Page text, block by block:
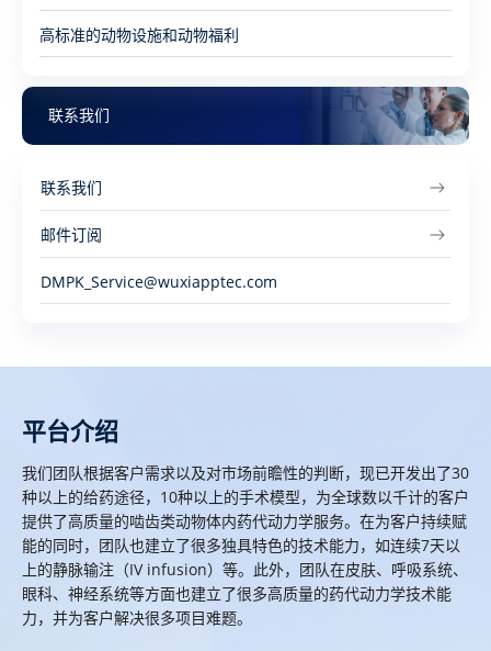
高标准的动物设施和动物福利
联系我们
联系我们
邮件订阅
DMPK_Service@wuxiapptec.com
平台介绍
我们团队根据客户需求以及对市场前瞻性的判断，现已开发出了30
种以上的给药途径，10种以上的手术模型，为全球数以千计的客户
提供了高质量的啮齿类动物体内药代动力学服务。在为客户持续赋
能的同时，团队也建立了很多独具特色的技术能力，如连续7天以
上的静脉输注（IV infusion）等。此外，团队在皮肤、呼吸系统、
眼科、神经系统等方面也建立了很多高质量的药代动力学技术能
力，并为客户解决很多项目难题。